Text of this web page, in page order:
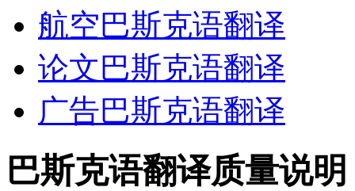
航空巴斯克语翻译
论文巴斯克语翻译
广告巴斯克语翻译
巴斯克语翻译质量说明